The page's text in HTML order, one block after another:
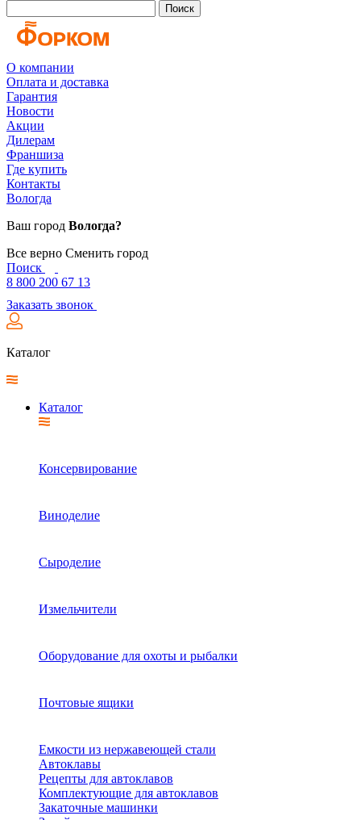
Поиск
О компании
Оплата и доставка
Гарантия
Новости
Акции
Дилерам
Франшиза
Где купить
Контакты
Вологда
Ваш город Вологда?
Все верно Сменить город
Поиск
8 800 200 67 13
Заказать звонок
Каталог
Каталог
Консервирование
Виноделие
Сыроделие
Измельчители
Оборудование для охоты и рыбалки
Почтовые ящики
Емкости из нержавеющей стали
Автоклавы
Рецепты для автоклавов
Комплектующие для автоклавов
Закаточные машинки